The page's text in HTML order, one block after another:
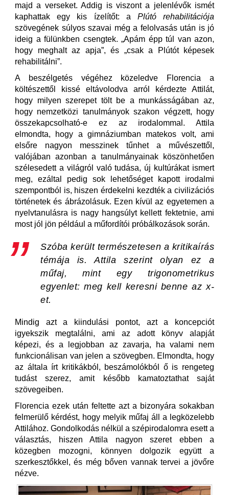
majd a verseket. Addig is viszont a jelenlévők ismét
kaphattak egy kis ízelítőt: a Plútó rehabilitációja
szövegének súlyos szavai még a felolvasás után is jó
ideig a fülünkben csengtek. „Apám épp túl van azon,
hogy meghalt az apja”, és „csak a Plútót képesek
rehabilitálni”.
A beszélgetés végéhez közeledve Florencia a
költészettől kissé eltávolodva arról kérdezte Attilát,
hogy milyen szerepet tölt be a munkásságában az,
hogy nemzetközi tanulmányok szakon végzett, hogy
összekapcsolható-e ez az irodalommal. Attila
elmondta, hogy a gimnáziumban matekos volt, ami
elsőre nagyon messzinek tűnhet a művészettől,
valójában azonban a tanulmányainak köszönhetően
szélesedett a világról való tudása, új kultúrákat ismert
meg, ezáltal pedig sok lehetőséget kapott irodalmi
szempontból is, hiszen érdekelni kezdték a civilizációs
történetek és ábrázolásuk. Ezen kívül az egyetemen a
nyelvtanulásra is nagy hangsúlyt kellett fektetnie, ami
most jól jön például a műfordítói próbálkozások során.
Szóba került természetesen a kritikaírás
témája is. Attila szerint olyan ez a
műfaj, mint egy trigonometrikus
egyenlet: meg kell keresni benne az x-
et.
Mindig azt a kiindulási pontot, azt a koncepciót
igyekszik megtalálni, ami az adott könyv alapját
képezi, és a legjobban az zavarja, ha valami nem
funkcionálisan van jelen a szövegben. Elmondta, hogy
az általa írt kritikákból, beszámolókból ő is rengeteg
tudást szerez, amit később kamatoztathat saját
szövegeiben.
Florencia ezek után feltette azt a bizonyára sokakban
felmerülő kérdést, hogy melyik műfaj áll a legközelebb
Attilához. Gondolkodás nélkül a szépirodalomra esett a
választás, hiszen Attila nagyon szeret ebben a
közegben mozogni, könnyen dolgozik együtt a
szerkesztőkkel, és még bőven vannak tervei a jövőre
nézve.